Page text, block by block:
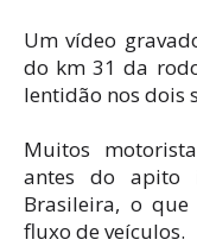
Um vídeo
do km 31 da
lentidão nos dois
Muitos
antes do apito
Brasileira, o
fluxo de veículos.